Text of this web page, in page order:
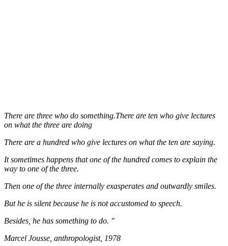
There are three who do something.There are ten who give lectures
on what the three are doing
There are a hundred who give lectures on what the ten are saying.
It sometimes happens that one of the hundred comes to explain the
way to one of the three.
Then one of the three internally exasperates and outwardly smiles.
But he is silent because he is not accustomed to speech.
Besides, he has something to do. "
Marcel Jousse, anthropologist, 1978